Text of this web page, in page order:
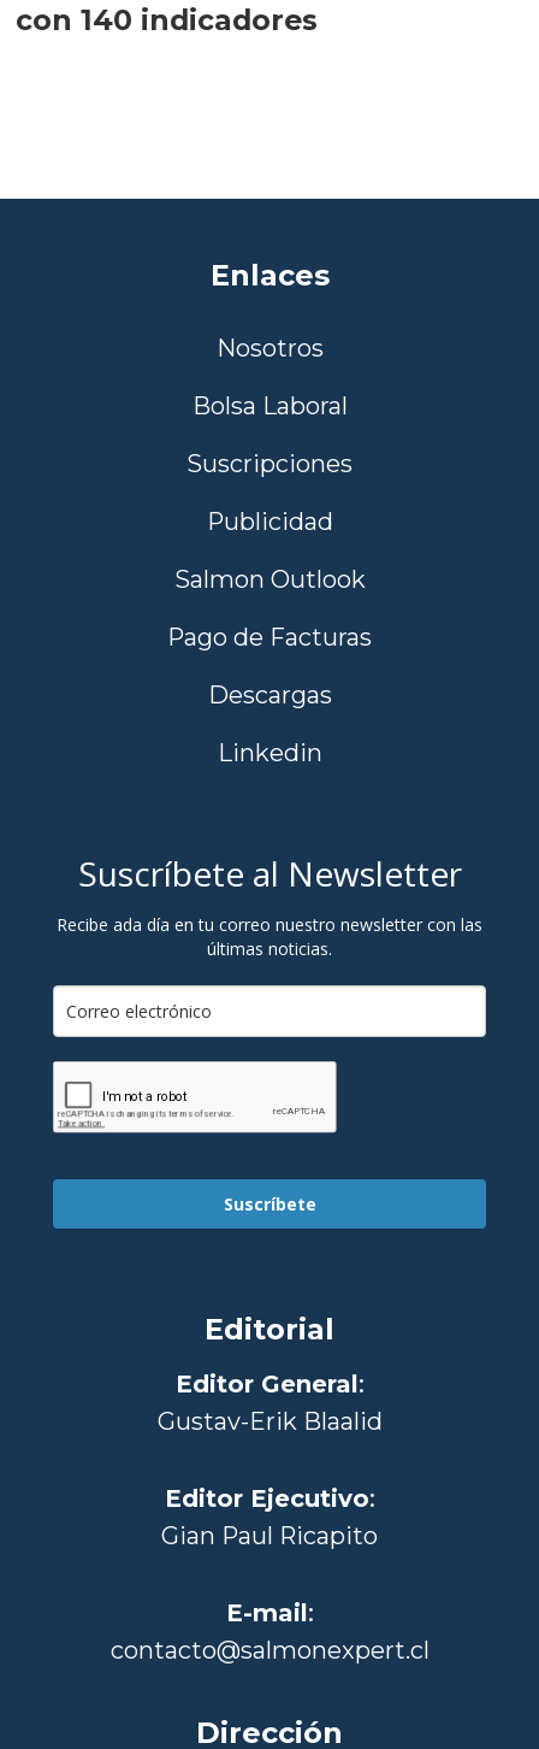
con 140 indicadores
Enlaces
Nosotros
Bolsa Laboral
Suscripciones
Publicidad
Salmon Outlook
Pago de Facturas
Descargas
Linkedin
Suscríbete al Newsletter
Recibe ada día en tu correo nuestro newsletter con las
últimas noticias.
Suscríbete
Editorial
Editor General:
Gustav-Erik Blaalid
Editor Ejecutivo:
Gian Paul Ricapito
E-mail:
contacto@salmonexpert.cl
Dirección